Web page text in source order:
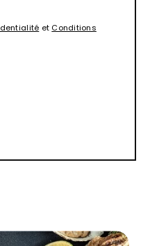
et Conditions